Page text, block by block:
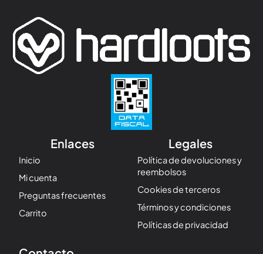
Enlaces
Inicio
Mi cuenta
Preguntas frecuentes
Carrito
Legales
Política de devoluciones y
reembolsos
Cookies de terceros
Términos y condiciones
Políticas de privacidad